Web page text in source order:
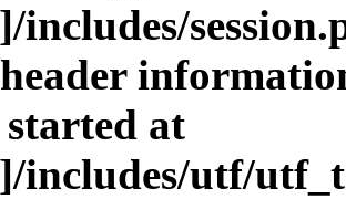
includes/
at
includes/utf/